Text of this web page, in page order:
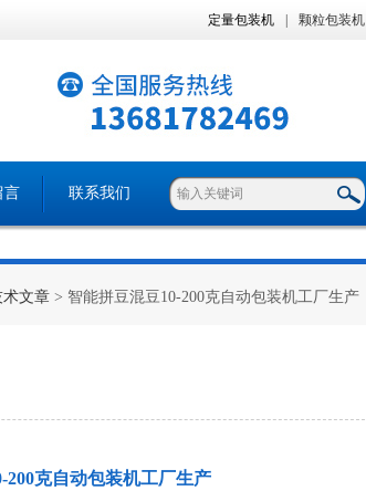
定量包装机 颗粒包装机
言 联系我们
术文章 > 智能拼豆混豆10-200克自动包装机工厂生产
200克自动包装机工厂生产